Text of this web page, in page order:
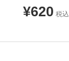
¥620 税込